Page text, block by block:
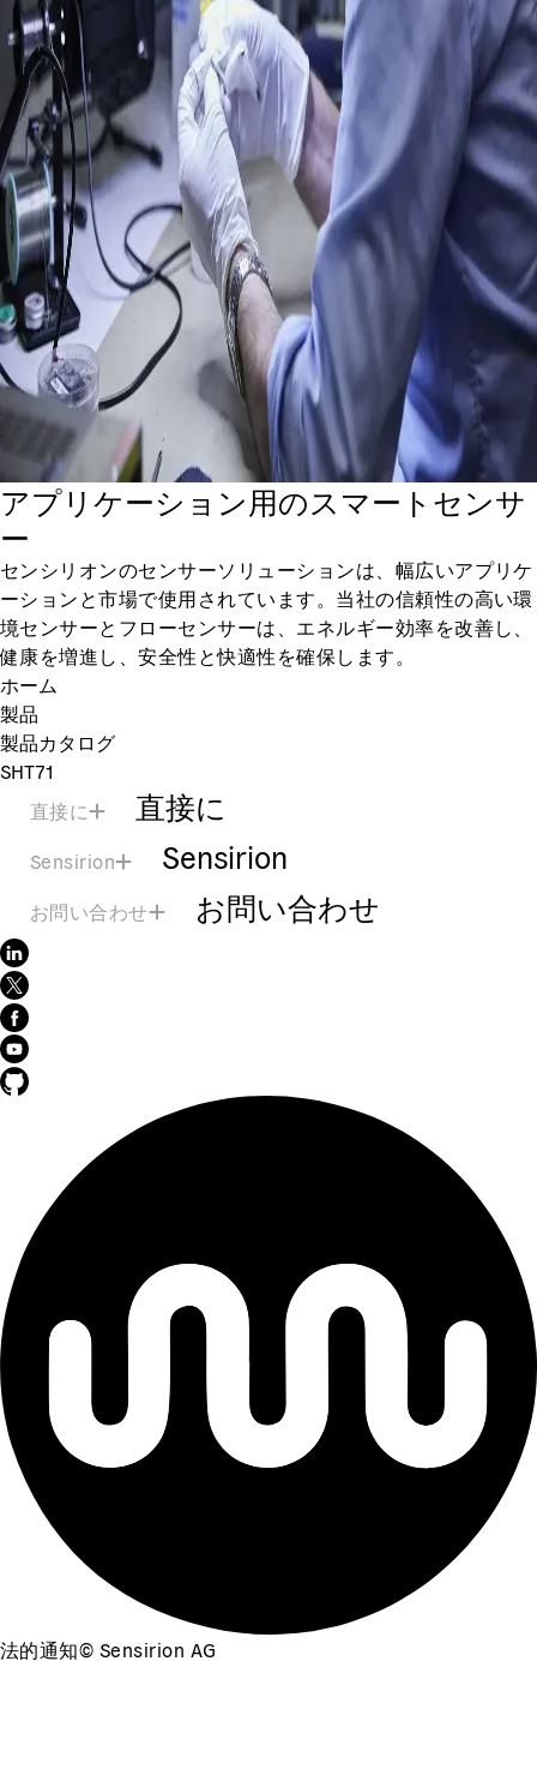
アプリケーション用のスマートセンサ
ー
センシリオンのセンサーソリューションは、幅広いアプリケ
ーションと市場で使用されています。当社の信頼性の高い環
境センサーとフローセンサーは、エネルギー効率を改善し、
健康を増進し、安全性と快適性を確保します。
ホーム
製品
製品カタログ
SHT71
直接に
直接に
Sensirion Sensirion
お問い合わせ お問い合わせ
法的通知© Sensirion AG